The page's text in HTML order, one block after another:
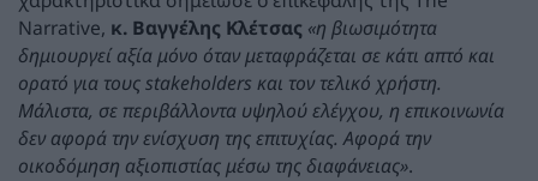
Narrative, κ. Βαγγέλης Κλέτσας «η βιωσιμότητα
δημιουργεί αξία μόνο όταν μεταφράζεται σε κάτι απτό και
ορατό για τους stakeholders και τον τελικό χρήστη.
Μάλιστα, σε περιβάλλοντα υψηλού ελέγχου, η επικοινωνία
δεν αφορά την ενίσχυση της επιτυχίας. Αφορά την
οικοδόμηση αξιοπιστίας μέσω της διαφάνειας».